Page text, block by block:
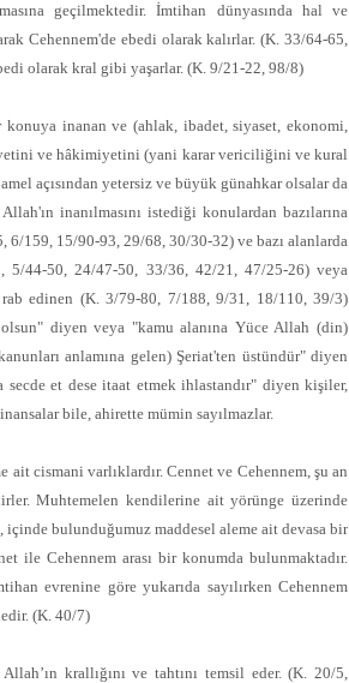
geçilmektedir. İmtihan dünyasında hal ve
Cehennem'de ebedi olarak kalırlar. (K. 33/64-65,
olarak kral gibi yaşarlar. (K. 9/21-22, 98/8)
konuya inanan ve (ahlak, ibadet, siyaset, ekonomi,
ve hâkimiyetini (yani karar vericiliğini ve kural
açısından yetersiz ve büyük günahkar olsalar da
inanılmasını istediği konulardan bazılarına
159, 15/90-93, 29/68, 30/30-32) ve bazı alanlarda
5/44-50, 24/47-50, 33/36, 42/21, 47/25-26) veya
edinen (K. 3/79-80, 7/188, 9/31, 18/110, 39/3)
diyen veya "kamu alanına Yüce Allah (din)
anlamına gelen) Şeriat'ten üstündür" diyen
et dese itaat etmek ihlastandır" diyen kişiler,
bile, ahirette mümin sayılmazlar.
cismani varlıklardır. Cennet ve Cehennem, şu an
Muhtemelen kendilerine ait yörünge üzerinde
içinde bulunduğumuz maddesel aleme ait devasa bir
ile Cehennem arası bir konumda bulunmaktadır.
evrenine göre yukarıda sayılırken Cehennem
(K. 40/7)
krallığını ve tahtını temsil eder. (K. 20/5,